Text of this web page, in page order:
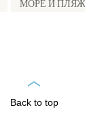
МОРЕ И ПЛЯЖ
Back to top